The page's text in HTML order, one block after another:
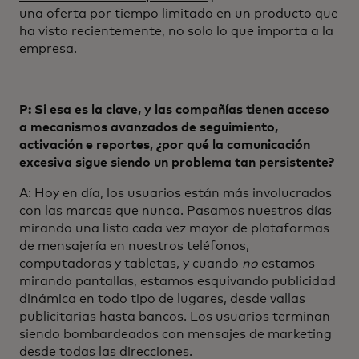
una oferta por tiempo limitado en un producto que
ha visto recientemente, no solo lo que importa a la
empresa.
P: Si esa es la clave, y las compañías tienen acceso
a mecanismos avanzados de seguimiento,
activación e reportes, ¿por qué la comunicación
excesiva sigue siendo un problema tan persistente?
A: Hoy en día, los usuarios están más involucrados
con las marcas que nunca. Pasamos nuestros días
mirando una lista cada vez mayor de plataformas
de mensajería en nuestros teléfonos,
computadoras y tabletas, y cuando no estamos
mirando pantallas, estamos esquivando publicidad
dinámica en todo tipo de lugares, desde vallas
publicitarias hasta bancos. Los usuarios terminan
siendo bombardeados con mensajes de marketing
desde todas las direcciones.